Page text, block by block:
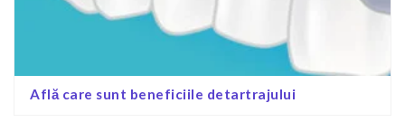
Află care sunt beneficiile detartrajului